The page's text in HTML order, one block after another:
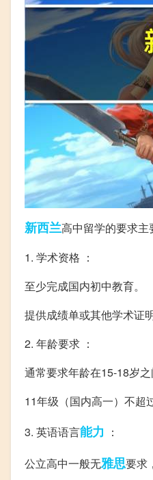
新西兰高中留学的要求主
1. 学术资格 ：
至少完成国内初中教育。
提供成绩单或其他学术证明
2. 年龄要求 ：
通常要求年龄在15-18岁之
11年级（国内高一）不超
3. 英语语言能力 ：
公立高中一般无雅思要求